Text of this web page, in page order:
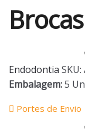
Endodontia SKU:
Embalagem:5
Portes de Envio